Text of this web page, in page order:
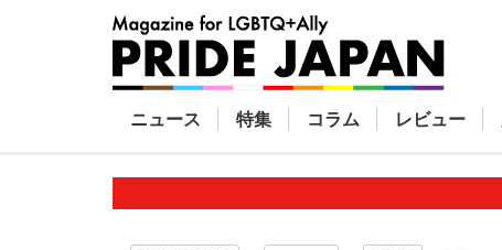
ニュース 特集 コラム レビュー